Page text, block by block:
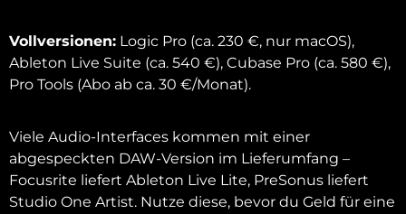
Vollversionen: Logic Pro (ca. 230 €, nur macOS),
Ableton Live Suite (ca. 540 €), Cubase Pro (ca. 580 €),
Pro Tools (Abo ab ca. 30 €/Monat).
Viele Audio-Interfaces kommen mit einer
abgespeckten DAW-Version im Lieferumfang –
Focusrite liefert Ableton Live Lite, PreSonus liefert
Studio One Artist. Nutze diese, bevor du Geld für eine